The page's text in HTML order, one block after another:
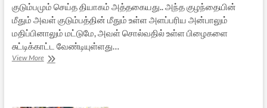
குடும்பமும் செய்த தியாகம் அத்தகையது.. அந்த குழந்தையின்
மீதும் அவள் குடும்பத்தின் மீதும் உள்ள அளப்பரிய அன்பாலும்
மதிப்பினாலும் மட்டுமே, அவள் சொல்வதில் உள்ள பிழைகளை
சுட்டிக்காட்ட வேண்டியுள்ளது…
View Moreஇந்து